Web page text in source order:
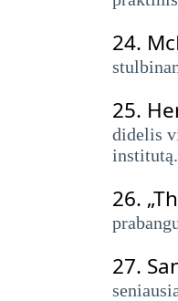
24.
25.
didelis
institutą.
26.
27.